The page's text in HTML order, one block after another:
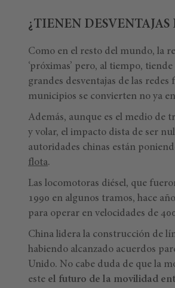
¿TIENEN
Como en el resto del mundo, la
‘próximas’ pero, al tiempo, tiende
grandes desventajas de las
municipios se convierten no ya
Además, aunque es el medio de
y volar, el impacto dista de ser
autoridades chinas están
flota.
Las locomotoras diésel, que
1990 en algunos tramos, hace
para operar en velocidades de
China lidera la construcción de
habiendo alcanzado acuerdos
Unido. No cabe duda de que la
este el futuro de la movilidad